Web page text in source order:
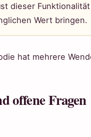
dieser
Wert bringen.
hat mehrere
offene Fragen